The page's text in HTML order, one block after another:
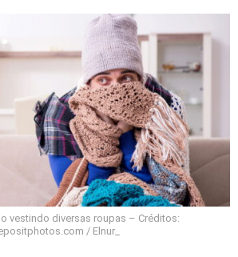
vestindo diversas roupas – Créditos:
/ Elnur_